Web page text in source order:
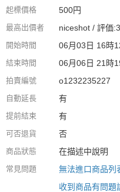
起標價格 500円
最高出價者 niceshot / 評価
開始時間 06月03日 16時
結束時間 06月06日 21時
拍賣編號 o1232235227
自動延長 有
提前結束 有
可否退貨 否
商品狀態 在描述中說明
常見問題
無法進口商品列
收到商品有問題